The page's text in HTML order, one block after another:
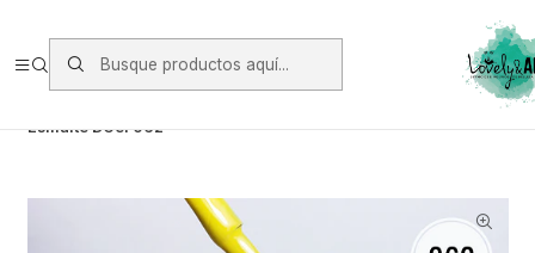
https://www.starken.cl/
Esmalte DGel 062